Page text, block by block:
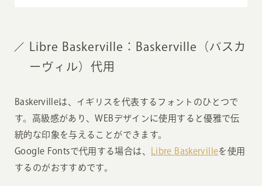
Libre Baskerville：Baskerville（バスカ
ーヴィル）代用
Baskervilleは、イギリスを代表するフォントのひとつで
す。高級感があり、WEBデザインに使用すると優雅で伝
統的な印象を与えることができます。
Google Fontsで代用する場合は、
Libre Baskervilleを使用
するのがおすすめです。